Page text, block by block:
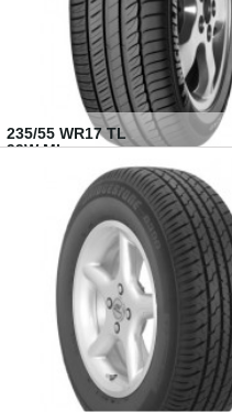
235/55 WR17 TL
99W MI...